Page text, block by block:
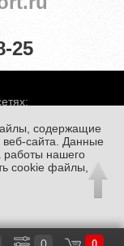
25
конфиденциальности
содержащие
сайта. Данные
работы нашего
cookie файлы,